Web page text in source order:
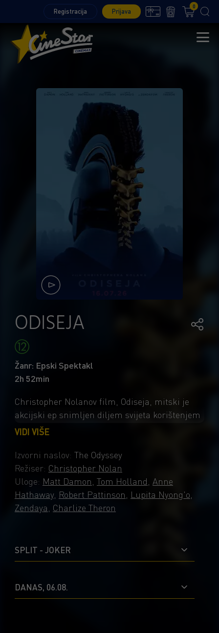
Registracija Prijava
0
ODISEJA
Žanr: Epski Spektakl
2h 52min
Christopher Nolanov film, Odiseja, mitski je
akcijski ep snimljen diljem svijeta korištenjem
potpuno nove IMAX® filmske tehnologije. Film
IMAX® filmska platna i u kinima diljem
svijeta.
VIDI VIŠE
Izvorni naslov: The Odyssey
Režiser: Christopher Nolan
Uloge: Matt Damon Tom Holland Anne
Hathaway, Robert Pattinson Lupita Nyong'o
Zendaya Charlize Theron
SPLIT - JOKER
DANAS, 06.08.